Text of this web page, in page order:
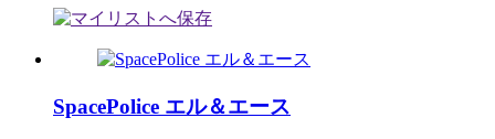
SpacePolice エル＆エース